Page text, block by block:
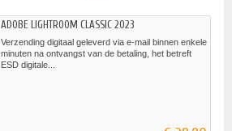
ADOBE LIGHTROOM CLASSIC 2023
Verzending digitaal geleverd via e-mail binnen enkele
minuten na ontvangst van de betaling, het betreft
ESD digitale...